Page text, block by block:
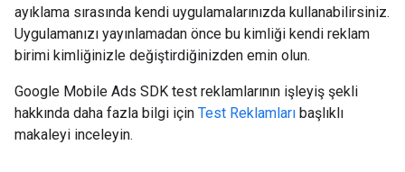
ayıklama sırasında kendi uygulamalarınızda kullanabilirsiniz.
Uygulamanızı yayınlamadan önce bu kimliği kendi reklam
birimi kimliğinizle değiştirdiğinizden emin olun.
Google Mobile Ads SDK test reklamlarının işleyiş şekli
hakkında daha fazla bilgi için Test Reklamları başlıklı
makaleyi inceleyin.